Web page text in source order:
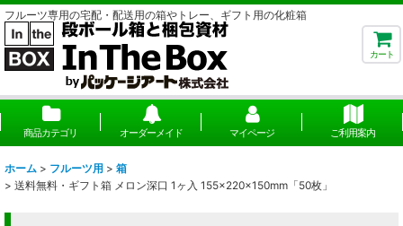
フルーツ専用の宅配・配送用の箱やトレー、ギフト用の化粧箱
カート
商品カテゴリ オーダーメイド マイページ ご利用案内
ホーム > フルーツ用 > 箱
> 送料無料・ギフト箱 メロン深口 1ヶ入 155×220×150mm「50枚」